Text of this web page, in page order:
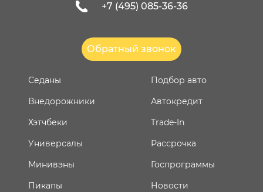
+7 (495) 085-36-36
Обратный звонок
Седаны
Внедорожники
Хэтчбеки
Универсалы
Минивэны
Пикапы
Подбор авто
Автокредит
Trade-In
Рассрочка
Госпрограммы
Новости